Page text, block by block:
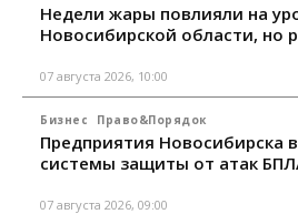
Недели жары повлияли на
Новосибирской области, но
07 августа 2026, 10:00
Бизнес Право&Порядок
Предприятия Новосибирска
системы защиты от атак
07 августа 2026, 09:00